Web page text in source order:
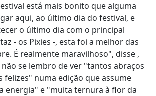
está mais bonito que alguma
aqui, ao último dia do festival, e
o último dia com o principal
- os Pixies -, esta foi a melhor das
É realmente maravilhoso", disse ,
se lembro de ver "tantos abraços
felizes" numa edição que assume
energia" e "muita ternura à flor da